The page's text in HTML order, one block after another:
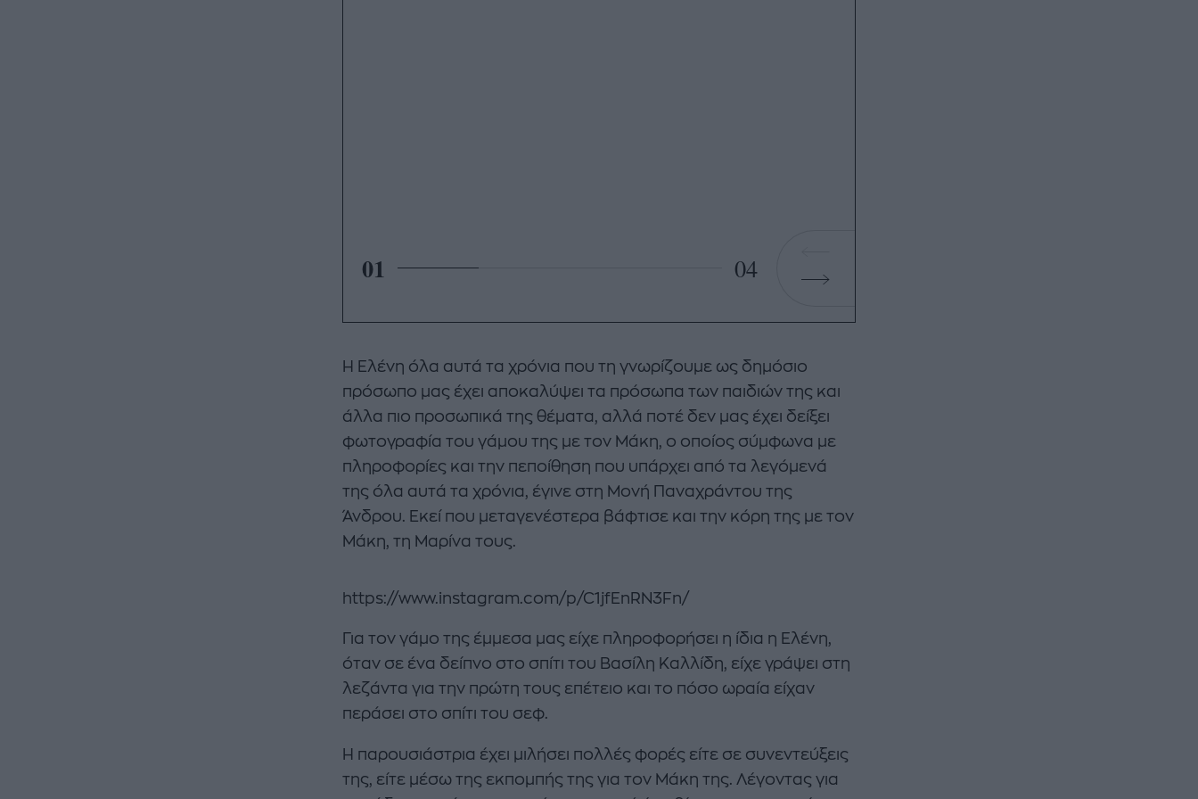
01 04
Η Ελένη όλα αυτά τα χρόνια που τη γνωρίζουμε ως δημόσιο
πρόσωπο μας έχει αποκαλύψει τα πρόσωπα των παιδιών της και
άλλα πιο προσωπικά της θέματα, αλλά ποτέ δεν μας έχει δείξει
φωτογραφία του γάμου της με τον Μάκη, ο οποίος σύμφωνα με
πληροφορίες και την πεποίθηση που υπάρχει από τα λεγόμενά
της όλα αυτά τα χρόνια, έγινε στη Μονή Παναχράντου της
Άνδρου. Εκεί που μεταγενέστερα βάφτισε και την κόρη της με τον
Μάκη, τη Μαρίνα τους.
https://www.instagram.com/p/C1jfEnRN3Fn/
Για τον γάμο της έμμεσα μας είχε πληροφορήσει η ίδια η Ελένη,
όταν σε ένα δείπνο στο σπίτι του Βασίλη Καλλίδη, είχε γράψει στη
λεζάντα για την πρώτη τους επέτειο και το πόσο ωραία είχαν
περάσει στο σπίτι του σεφ.
Η παρουσιάστρια έχει μιλήσει πολλές φορές είτε σε συνεντεύξεις
της, είτε μέσω της εκπομπής της για τον Μάκη της. Λέγοντας για